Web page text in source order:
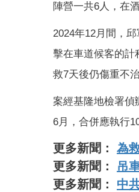
陣營一共6人，在
2024年12月間，
擊在車道候客的計
救7天後仍傷重不治
案經基隆地檢署偵
6月，合併應執行10
更多新聞： 為
更多新聞： 吊
更多新聞： 中